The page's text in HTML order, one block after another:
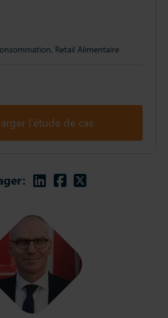
Retail Alimentaire
l'étude de cas
Linkedin
Facebook
Twitter